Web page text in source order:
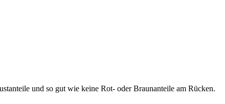
und so gut wie keine Rot- oder Braunanteile am Rücken.